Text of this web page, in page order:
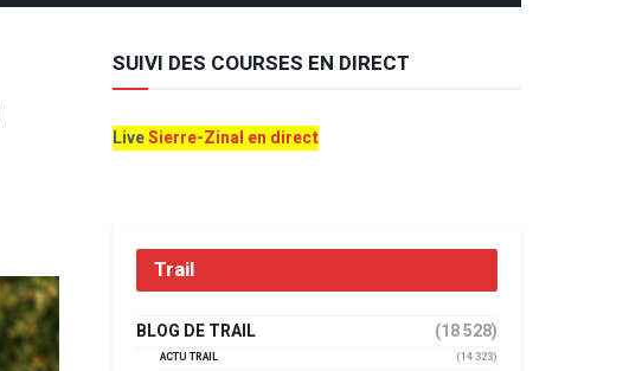
SUIVI DES COURSES EN DIRECT
LiveSierre-Zinal en direct
Trail
BLOG DE TRAIL (18 528)
ACTU TRAIL
(14 323)